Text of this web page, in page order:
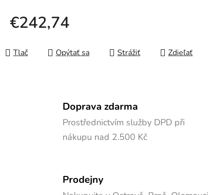
€242,74
Tlač
Opýtať sa Strážiť Zdieľať
Doprava zdarma
Prostřednictvím služby DPD při
nákupu nad 2.500 Kč
Prodejny